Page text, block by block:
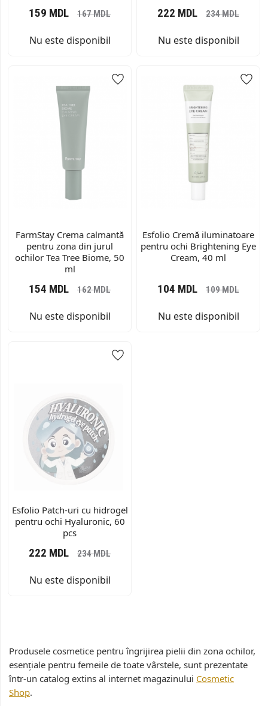
159 MDL 167MDL
Nu este disponibil
222 MDL 234MDL
Nu este disponibil
FarmStay Crema calmantă
pentru zona din jurul
ochilor Tea Tree Biome, 50
ml
154 MDL 162MDL
Nu este disponibil
Esfolio Cremă iluminatoare
pentru ochi Brightening Eye
Cream, 40 ml
104 MDL 109MDL
Nu este disponibil
Esfolio Patch-uri cu hidrogel
pentru ochi Hyaluronic, 60
pcs
222 MDL 234MDL
Nu este disponibil
Produsele cosmetice pentru îngrijirea pielii din zona ochilor,
esențiale pentru femeile de toate vârstele, sunt prezentate
într-un catalog extins al internet magazinului Cosmetic
Shop.